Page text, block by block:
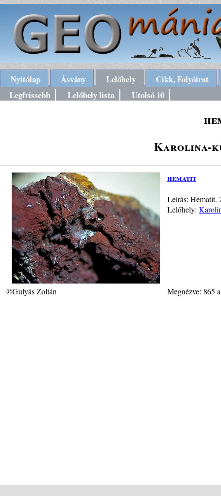
Nyitólap Ásvány Lelőhely
Cikk, Folyóirat
Legfrissebb
Lelőhely lista Utolsó 10
Karolina-
hematit
Leírás: Hematit.
Lelőhely:
©Gulyás Zoltán Megnézve: 865